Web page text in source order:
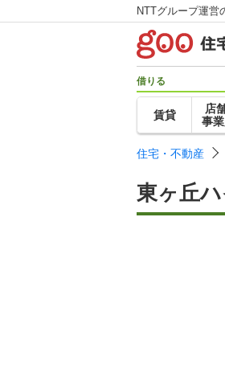
NTTグループ運営
借りる
賃貸
店
事
住宅・不動産
東ヶ丘